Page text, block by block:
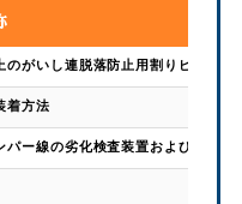
のがいし連脱落防止用割りピンの補
着方法
パー線の劣化検査装置および劣化検